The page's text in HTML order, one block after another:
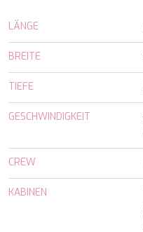
LÄNGE
BREITE
TIEFE
GESCHWINDIGKEIT
CREW
KABINEN
ALENA
ALFA MARIO
ALICE
ALOIA 80
ALTEYA
ALVIUM
AMADA MIA
ANAVI
ANDILIS
ANETTA
ANGRA TOO
Balearen
Indischer Ozean
Griechenland
Italien
Italien
Karibik & Bahamas
Kroatien
Griechenland
Karibik & Bahamas
Indischer Ozean